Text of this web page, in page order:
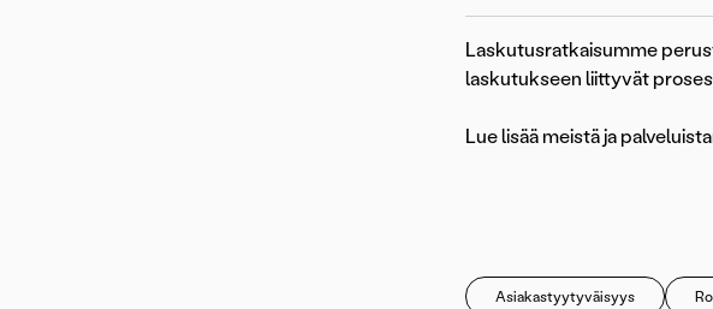
Laskutusratkaisumme
laskutukseen liittyvät
Lue lisää meistä ja
Asiakastyytyväisyys